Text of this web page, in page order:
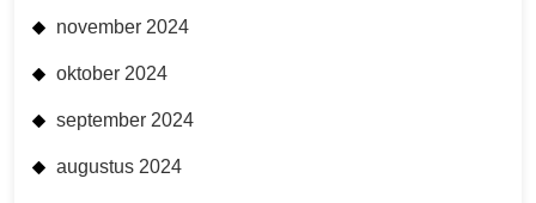
november 2024
oktober 2024
september 2024
augustus 2024